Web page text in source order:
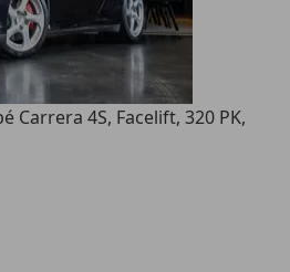
Carrera 4S, Facelift, 320 PK,